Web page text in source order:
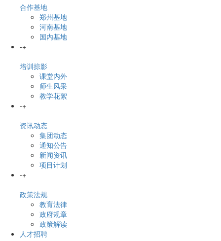
合作基地
郑州基地
河南基地
国内基地
-+
培训掠影
课堂内外
师生风采
教学花絮
-+
资讯动态
集团动态
通知公告
新闻资讯
项目计划
-+
政策法规
教育法律
政府规章
政策解读
人才招聘